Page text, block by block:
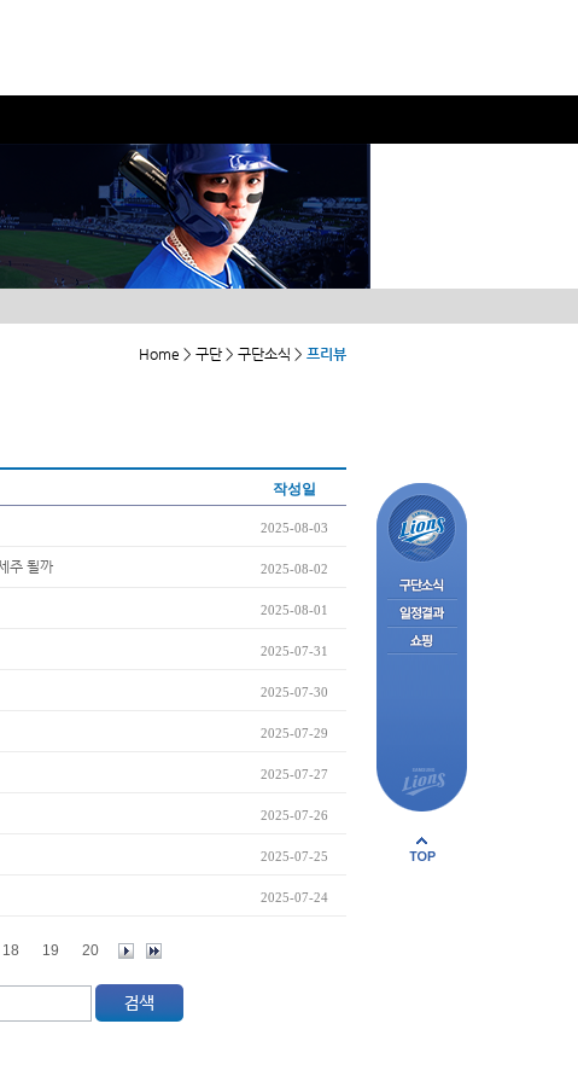
Home > 구단 > 구단소식 > 프리뷰
작성일
2025-08-03
주 될까 2025-08-02
2025-08-01
2025-07-31
2025-07-30
2025-07-29
2025-07-27
2025-07-26
2025-07-25
2025-07-24
18 19 20